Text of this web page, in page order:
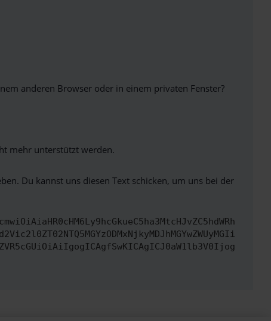
anderen Browser oder in einem privaten Fenster?
mehr unterstützt werden.
Du kannst uns diesen Text schicken, um uns bei der